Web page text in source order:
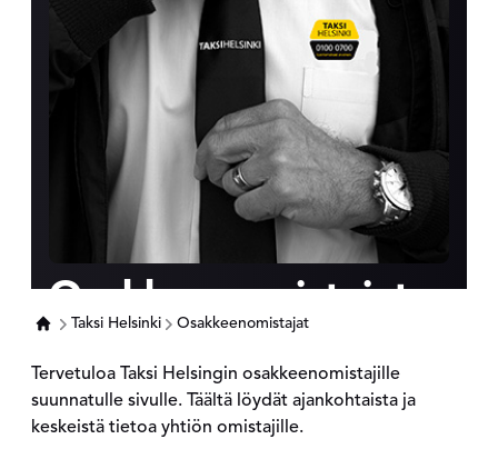
Osakkeenomistajat
Taksi Helsinki Osakkeenomistajat
Tervetuloa Taksi Helsingin osakkeenomistajille
suunnatulle sivulle. Täältä löydät ajankohtaista ja
keskeistä tietoa yhtiön omistajille.